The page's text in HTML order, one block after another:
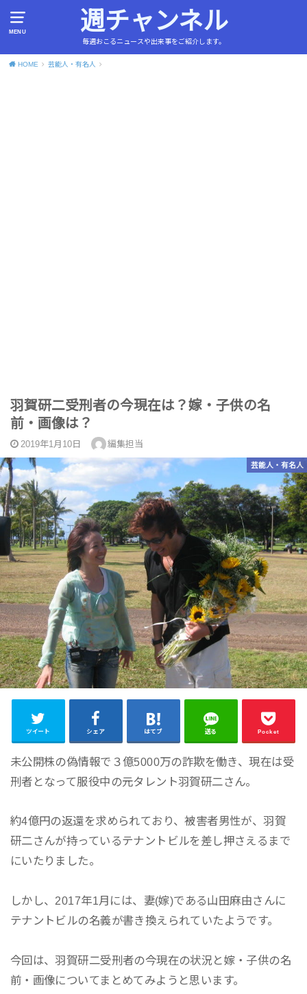
MENU 週チャンネル
毎週おこるニュースや出来事をご紹介します。
HOME 芸能人・有名人
羽賀研二受刑者の今現在は？嫁・子供の名
前・画像は？
2019年1月10日 編集担当
芸能人・有名人
ツイート シェア はてブ 送る Pocket
未公開株の偽情報で３億5000万の詐欺を働き、現在は受
刑者となって服役中の元タレント羽賀研二さん。
約4億円の返還を求められており、被害者男性が、羽賀
研二さんが持っているテナントビルを差し押さえるまで
にいたりました。
しかし、2017年1月には、妻(嫁)である山田麻由さんに
テナントビルの名義が書き換えられていたようです。
今回は、羽賀研二受刑者の今現在の状況と嫁・子供の名
前・画像についてまとめてみようと思います。